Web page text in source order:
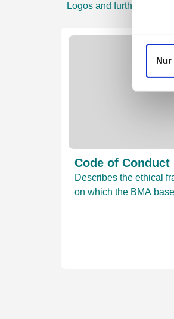
Nur
Logos and further data
Code of Conduct
Describes the ethical
on which the BMA